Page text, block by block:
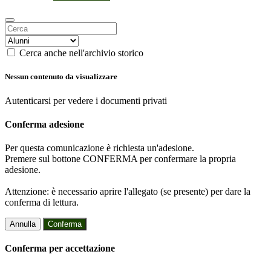
Cerca anche nell'archivio storico
Nessun contenuto da visualizzare
Autenticarsi per vedere i documenti privati
Conferma adesione
Per questa comunicazione è richiesta un'adesione.
Premere sul bottone CONFERMA per confermare la propria
adesione.
Attenzione: è necessario aprire l'allegato (se presente) per dare la
conferma di lettura.
Annulla Conferma
Conferma per accettazione